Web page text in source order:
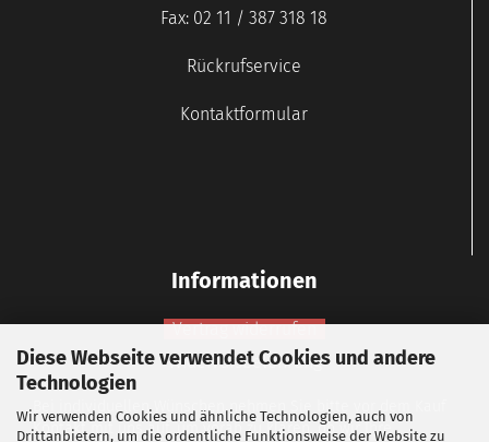
Diese Webseite verwendet Cookies und andere
Technologien
Wir verwenden Cookies und ähnliche Technologien, auch von
Drittanbietern, um die ordentliche Funktionsweise der Website zu
Fax: 02 11 / 387 318 18
Rückrufservice
Kontaktformular
Informationen
Vertrag widerrufen
Widerrufsbelehrung
Bei individuellen Wünschen nehmen Sie bitte vor dem Kauf
Kontakt mit uns auf, um vorab zu klären, ob wir Ihre